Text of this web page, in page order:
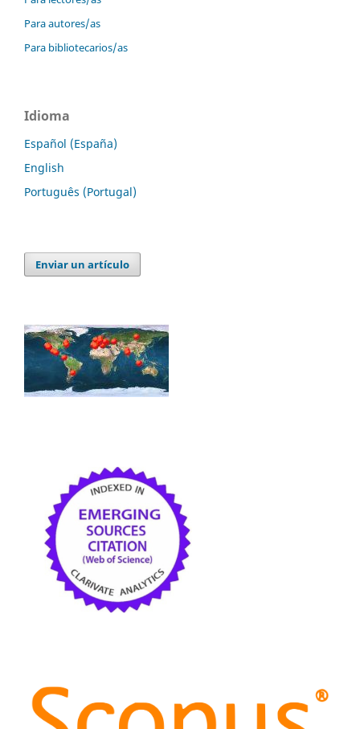
Para autores/as
Para bibliotecarios/as
Idioma
Español (España)
English
Português (Portugal)
Enviar un artículo